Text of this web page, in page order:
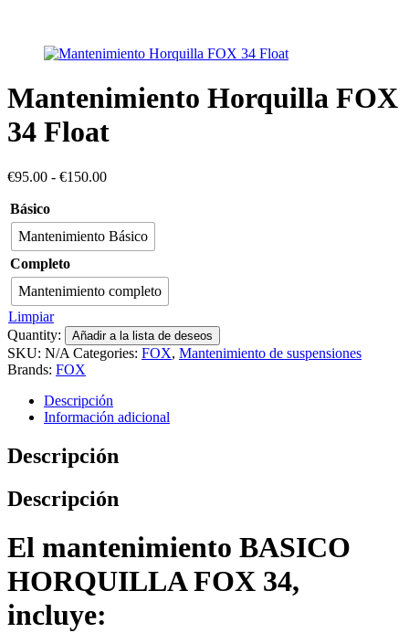
Mantenimiento Horquilla FOX
34 Float
€95.00 - €150.00
Básico
Mantenimiento Básico
Completo
Mantenimiento completo
Limpiar
Quantity:
Añadir a la lista de deseos
SKU: N/A Categories: FOX, Mantenimiento de suspensiones
Brands: FOX
Descripción
Información adicional
Descripción
Descripción
El mantenimiento BASICO
HORQUILLA FOX 34,
incluye: